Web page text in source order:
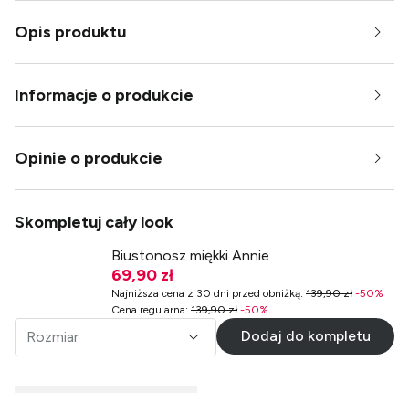
Opis produktu
Informacje o produkcie
Opinie o produkcie
Skompletuj cały look
Biustonosz miękki Annie
69,90 zł
Najniższa cena z 30 dni przed obniżką: 139,90 zł -50%
Cena regularna: 139,90 zł -50%
Rozmiar Dodaj do kompletu